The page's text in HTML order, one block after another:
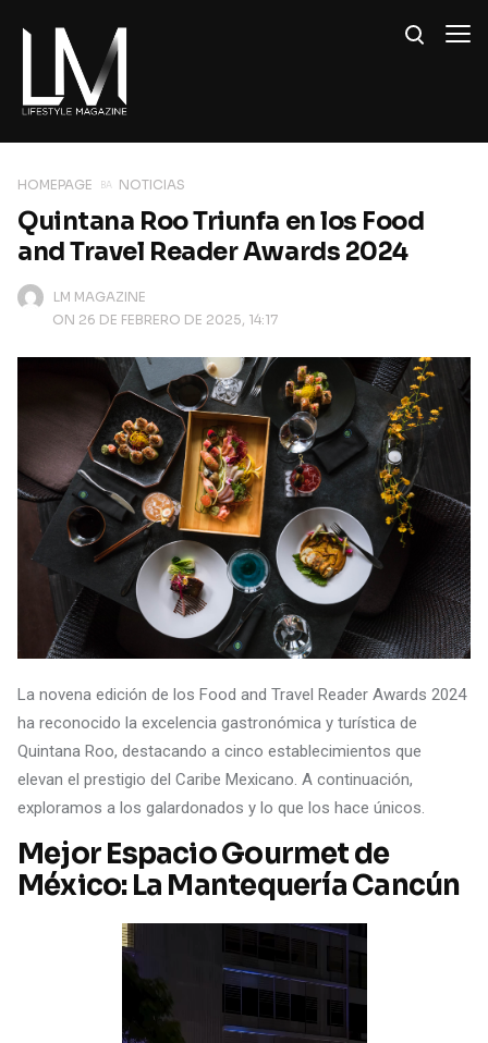
HOMEPAGE NOTICIAS
LM MAGAZINE
ON 26 DE FEBRERO DE 2025, 14:17
Quintana Roo Triunfa en los Food
and Travel Reader Awards 2024
La novena edición de los Food and Travel Reader Awards 2024
ha reconocido la excelencia gastronómica y turística de
Quintana Roo, destacando a cinco establecimientos que
elevan el prestigio del Caribe Mexicano. A continuación,
exploramos a los galardonados y lo que los hace únicos.
Mejor Espacio Gourmet de
México: La Mantequería Cancún